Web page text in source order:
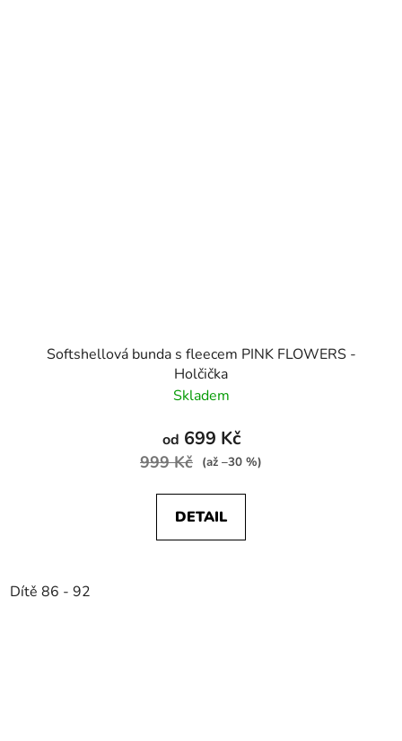
Softshellová bunda s fleecem PINK FLOWERS -
Holčička
Skladem
od 699 Kč
999 Kč (až –30 %)
DETAIL
Dítě 86 - 92